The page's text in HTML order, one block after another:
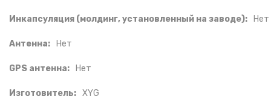
Инкапсуляция (молдинг, установленный на заводе): Нет
Антенна: Нет
GPS антенна: Нет
Изготовитель: XYG